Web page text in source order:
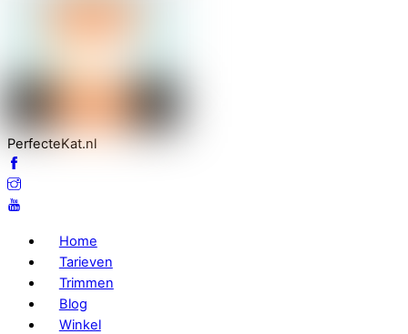
PerfecteKat.nl
Home
Tarieven
Trimmen
Blog
Winkel